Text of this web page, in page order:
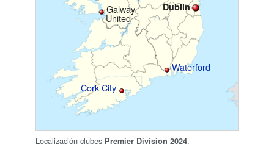
Dublin
Cork City
Galway
United
Waterford
Localización clubes Premier Division 2024.